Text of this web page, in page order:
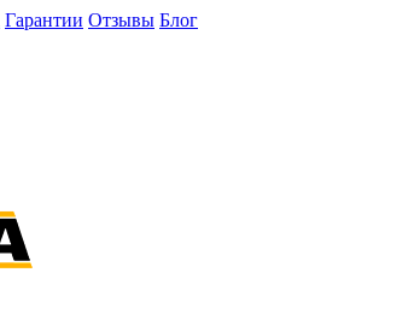
Гарантии Отзывы Блог